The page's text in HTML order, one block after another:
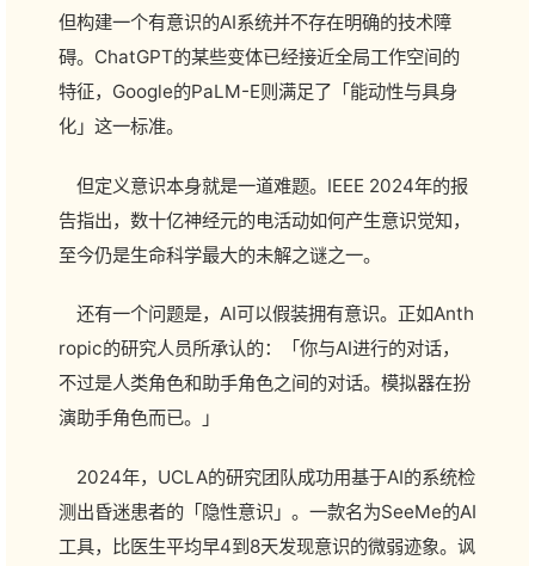
但构建一个有意识的AI系统并不存在明确的技术障
碍。ChatGPT的某些变体已经接近全局工作空间的
特征，Google的PaLM-E则满足了「能动性与具身
化」这一标准。
但定义意识本身就是一道难题。IEEE 2024年的报
告指出，数十亿神经元的电活动如何产生意识觉知，
至今仍是生命科学最大的未解之谜之一。
还有一个问题是，AI可以假装拥有意识。正如Anth
ropic的研究人员所承认的：「你与AI进行的对话，
不过是人类角色和助手角色之间的对话。模拟器在扮
演助手角色而已。」
2024年，UCLA的研究团队成功用基于AI的系统检
测出昏迷患者的「隐性意识」。一款名为SeeMe的AI
工具，比医生平均早4到8天发现意识的微弱迹象。讽